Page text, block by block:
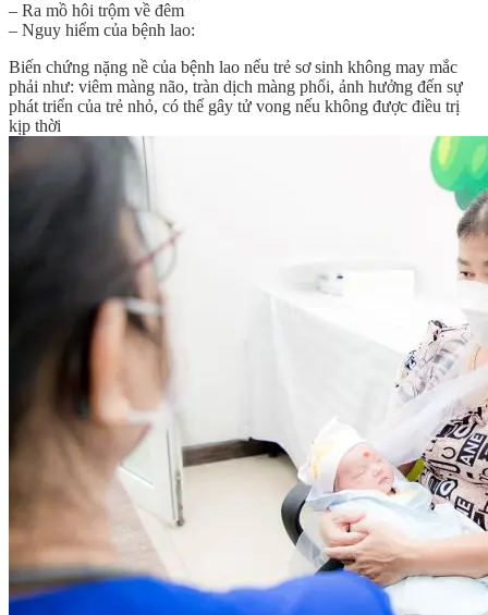
– Ra mồ hôi trộm về đêm
– Nguy hiểm của bệnh lao:
Biến chứng nặng nề của bệnh lao nếu trẻ sơ sinh không may mắc
phải như: viêm màng não, tràn dịch màng phổi, ảnh hưởng đến sự
phát triển của trẻ nhỏ, có thể gây tử vong nếu không được điều trị
kịp thời